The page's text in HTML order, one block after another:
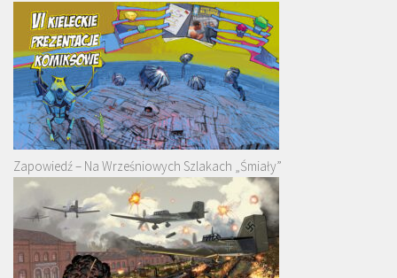
Zapowiedź – Na Wrześniowych Szlakach „Śmiały”